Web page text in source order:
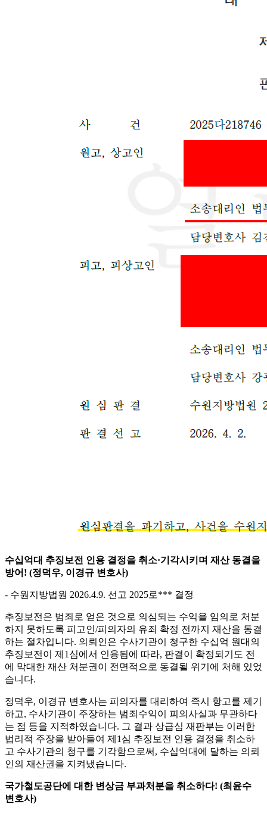
수십억대 추징보전 인용 결정을 취소·기각시키며 재산 동결을
방어! (정덕우, 이경규 변호사)
- 수원지방법원 2026.4.9. 선고 2025로*** 결정
추징보전은 범죄로 얻은 것으로 의심되는 수익을 임의로 처분
하지 못하도록 피고인/피의자의 유죄 확정 전까지 재산을 동결
하는 절차입니다. 의뢰인은 수사기관이 청구한 수십억 원대의
추징보전이 제1심에서 인용됨에 따라, 판결이 확정되기도 전
에 막대한 재산 처분권이 전면적으로 동결될 위기에 처해 있었
습니다.
정덕우, 이경규 변호사는 피의자를 대리하여 즉시 항고를 제기
하고, 수사기관이 주장하는 범죄수익이 피의사실과 무관하다
는 점 등을 지적하였습니다. 그 결과 상급심 재판부는 이러한
법리적 주장을 받아들여 제1심 추징보전 인용 결정을 취소하
고 수사기관의 청구를 기각함으로써, 수십억대에 달하는 의뢰
인의 재산권을 지켜냈습니다.
국가철도공단에 대한 변상금 부과처분을 취소하다! (최윤수
변호사)